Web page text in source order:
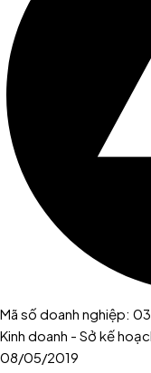
Mã số doanh nghiệp:
Kinh doanh - Sở kế
08/05/2019